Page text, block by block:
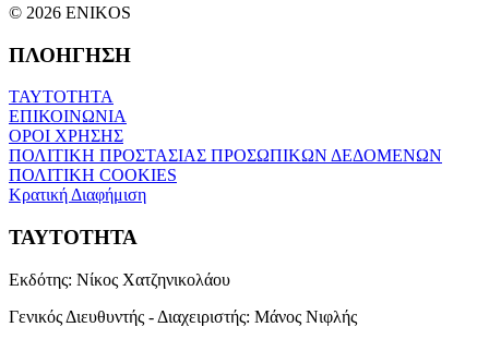
© 2026 ENIKOS
ΠΛΟΗΓΗΣΗ
ΤΑΥΤΟΤΗΤΑ
ΕΠΙΚΟΙΝΩΝΙΑ
ΟΡΟΙ ΧΡΗΣΗΣ
ΠΟΛΙΤΙΚΗ ΠΡΟΣΤΑΣΙΑΣ ΠΡΟΣΩΠΙΚΩΝ ΔΕΔΟΜΕΝΩΝ
ΠΟΛΙΤΙΚΗ COOKIES
Κρατική Διαφήμιση
ΤΑΥΤΟΤΗΤΑ
Εκδότης: Νίκος Χατζηνικολάου
Γενικός Διευθυντής - Διαχειριστής: Μάνος Νιφλής